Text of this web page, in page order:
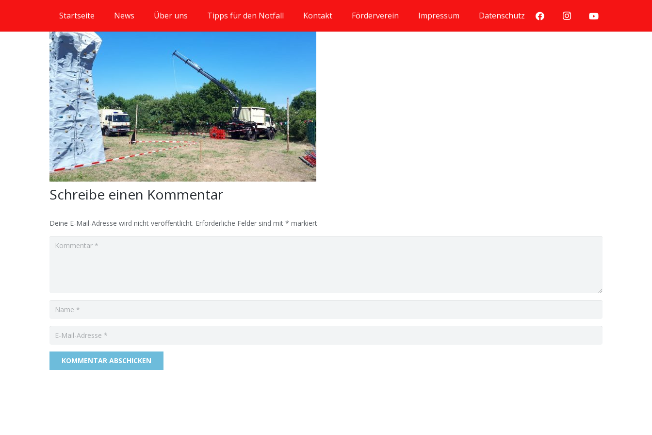
Startseite News Über uns Tipps für den Notfall Kontakt Förderverein Impressum Datenschutz
Schreibe einen Kommentar
Deine E-Mail-Adresse wird nicht veröffentlicht. Erforderliche Felder sind mit * markiert
KOMMENTAR ABSCHICKEN